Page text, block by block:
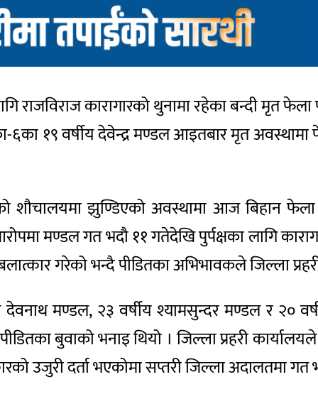
राजविराज कारागारको थुनामा रहेका बन्दी मृत
६का १९ वर्षीय देवेन्द्र मण्डल आइतबार मृत अवस्थामा
शौचालयमा झुण्डिएको अवस्थामा आज बिहान
मण्डल गत भदौ ११ गतेदेखि पुर्पक्षका लागि
गरेको भन्दै पीडितका अभिभावकले जिल्ला
देवनाथ मण्डल, २३ वर्षीय श्यामसुन्दर मण्डल र २०
पीडितका बुवाको भनाइ थियो । जिल्ला प्रहरी
उजुरी दर्ता भएकोमा सप्तरी जिल्ला अदालतमा